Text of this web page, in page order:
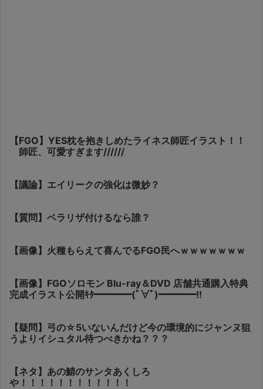
【FGO】YES枕を抱きしめたライネス師匠イラスト！！
師匠、可愛すぎます//////
【議論】エイリークの強化は微妙？
【質問】ベラリザ付けるなら誰？
【画像】火種もらえて喜んでるFGO民へｗｗｗｗｗｗｗ
【画像】FGOソロモン Blu-ray＆DVD 店舗共通購入特典
完成イラスト公開ｷﾀ━━━━(ﾟ∀ﾟ)━━━━!!
【疑問】弓の☆5いないんだけど今の環境的にジャンヌ狙
うよりイシュタル待つべきかね？？？
【ネタ】あの鯖のサンタあくしろ
や！！！！！！！！！！！！